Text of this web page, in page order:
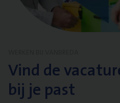
Vind de
bij je past